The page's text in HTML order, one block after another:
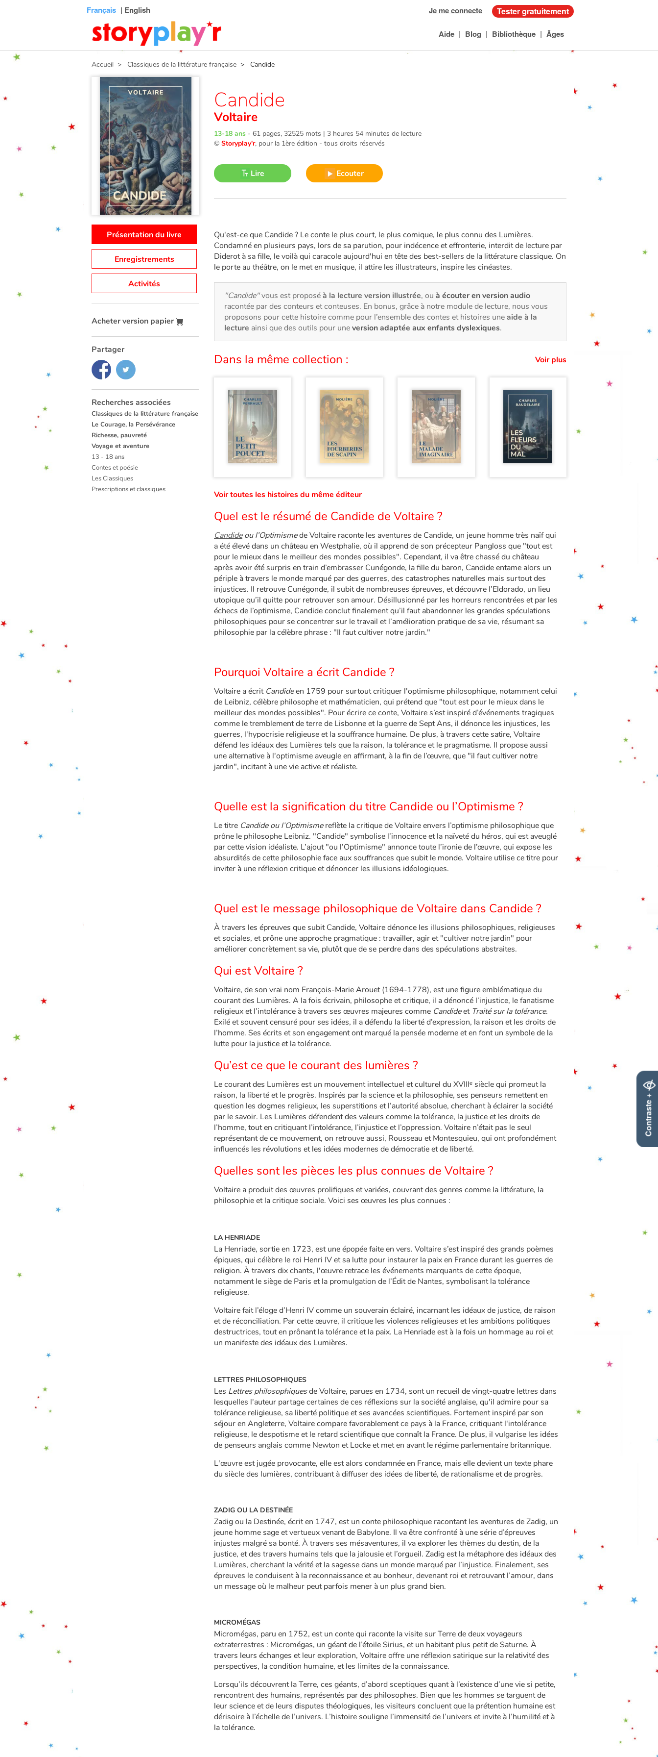
Contraste +
Français | English Je me connecte Tester gratuitement
Aide | Blog | Bibliothèque | Âges
Accueil > Classiques de la littérature française > Candide
Candide
Voltaire
13-18 ans - 61 pages, 32525 mots | 3 heures 54 minutes de lecture
© Storyplay'r, pour la 1ère édition - tous droits réservés
Lire Ecouter
Présentation du livre
Enregistrements
Activités
Acheter version papier
Partager
Recherches associées
Classiques de la littérature française
Le Courage, la Persévérance
Richesse, pauvreté
Voyage et aventure
13 - 18 ans
Contes et poésie
Les Classiques
Prescriptions et classiques
Qu'est-ce que Candide ? Le conte le plus court, le plus comique, le plus connu des Lumières.
Condamné en plusieurs pays, lors de sa parution, pour indécence et effronterie, interdit de lecture par
Diderot à sa fille, le voilà qui caracole aujourd'hui en tête des best-sellers de la littérature classique. On
le porte au théâtre, on le met en musique, il attire les illustrateurs, inspire les cinéastes.
"Candide"vous est proposéà la lecture version illustrée, ou à écouter en version audio
racontée par des conteurs et conteuses. En bonus, grâce à notre module de lecture, nous vous
proposons pour cette histoire comme pour l’ensemble des contes et histoires uneaide à la
lecture ainsi que des outils pour uneversion adaptée aux enfants dyslexiques.
Dans la même collection : Voir plus
Voir toutes les histoires du même éditeur
Quel est le résumé de Candide de Voltaire ?
Candideou l’Optimismede Voltaire raconte les aventures de Candide, un jeune homme très naïf qui
a été élevé dans un château en Westphalie, où il apprend de son précepteur Pangloss que "tout est
pour le mieux dans le meilleur des mondes possibles". Cependant, il va être chassé du château
après avoir été surpris en train d’embrasser Cunégonde, la fille du baron, Candide entame alors un
périple à travers le monde marqué par des guerres, des catastrophes naturelles mais surtout des
injustices. Il retrouve Cunégonde, il subit de nombreuses épreuves, et découvre l’Eldorado, un lieu
utopique qu’il quitte pour retrouver son amour. Désillusionné par les horreurs rencontrées et par les
échecs de l’optimisme, Candide conclut finalement qu’il faut abandonner les grandes spéculations
philosophiques pour se concentrer sur le travail et l’amélioration pratique de sa vie, résumant sa
philosophie par la célèbre phrase : "Il faut cultiver notre jardin."
Pourquoi Voltaire a écrit Candide ?
Voltaire a écrit Candideen 1759 pour surtout critiquer l'optimisme philosophique, notamment celui
de Leibniz, célèbre philosophe et mathématicien, qui prétend que "tout est pour le mieux dans le
meilleur des mondes possibles". Pour écrire ce conte, Voltaire s’est inspiré d’événements tragiques
comme le tremblement de terre de Lisbonne et la guerre de Sept Ans, il dénonce les injustices, les
guerres, l'hypocrisie religieuse et la souffrance humaine. De plus, à travers cette satire, Voltaire
défend les idéaux des Lumières tels que la raison, la tolérance et le pragmatisme. Il propose aussi
une alternative à l'optimisme aveugle en affirmant, à la fin de l’œuvre, que "il faut cultiver notre
jardin", incitant à une vie active et réaliste.
Quelle est la signification du titre Candide ou l’Optimisme ?
Le titre Candide ou l’Optimismereflète la critique de Voltaire envers l’optimisme philosophique que
prône le philosophe Leibniz. "Candide" symbolise l’innocence et la naïveté du héros, qui est aveuglé
par cette vision idéaliste. L’ajout "ou l’Optimisme" annonce toute l’ironie de l’œuvre, qui expose les
absurdités de cette philosophie face aux souffrances que subit le monde. Voltaire utilise ce titre pour
inviter à une réflexion critique et dénoncer les illusions idéologiques.
Quel est le message philosophique de Voltaire dans Candide ?
À travers les épreuves que subit Candide, Voltaire dénonce les illusions philosophiques, religieuses
et sociales, et prône une approche pragmatique : travailler, agir et "cultiver notre jardin" pour
améliorer concrètement sa vie, plutôt que de se perdre dans des spéculations abstraites.
Qui est Voltaire ?
Voltaire, de son vrai nom François-Marie Arouet (1694-1778), est une figure emblématique du
courant des Lumières. A la fois écrivain, philosophe et critique, il a dénoncé l’injustice, le fanatisme
religieux et l’intolérance à travers ses œuvres majeures comme Candideet Traité sur la tolérance.
Exilé et souvent censuré pour ses idées, il a défendu la liberté d’expression, la raison et les droits de
l’homme. Ses écrits et son engagement ont marqué la pensée moderne et en font un symbole de la
lutte pour la justice et la tolérance.
Qu’est ce que le courant des lumières ?
Le courant des Lumières est un mouvement intellectuel et culturel du XVIIIᵉ siècle qui promeut la
raison, la liberté et le progrès. Inspirés par la science et la philosophie, ses penseurs remettent en
question les dogmes religieux, les superstitions et l’autorité absolue, cherchant à éclairer la société
par le savoir. Les Lumières défendent des valeurs comme la tolérance, la justice et les droits de
l’homme, tout en critiquant l’intolérance, l’injustice et l’oppression. Voltaire n’était pas le seul
représentant de ce mouvement, on retrouve aussi, Rousseau et Montesquieu, qui ont profondément
influencés les révolutions et les idées modernes de démocratie et de liberté.
Quelles sont les pièces les plus connues de Voltaire ?
Voltaire a produit des œuvres prolifiques et variées, couvrant des genres comme la littérature, la
philosophie et la critique sociale. Voici ses œuvres les plus connues :
LA HENRIADE
La Henriade, sortie en 1723, est une épopée faite en vers. Voltaire s’est inspiré des grands poèmes
épiques, qui célèbre le roi Henri IV et sa lutte pour instaurer la paix en France durant les guerres de
religion. À travers dix chants, l'œuvre retrace les événements marquants de cette époque,
notamment le siège de Paris et la promulgation de l’Édit de Nantes, symbolisant la tolérance
religieuse.
Voltaire fait l’éloge d’Henri IV comme un souverain éclairé, incarnant les idéaux de justice, de raison
et de réconciliation. Par cette œuvre, il critique les violences religieuses et les ambitions politiques
destructrices, tout en prônant la tolérance et la paix. La Henriade est à la fois un hommage au roi et
un manifeste des idéaux des Lumières.
LETTRES PHILOSOPHIQUES
Les Lettres philosophiquesde Voltaire, parues en 1734, sont un recueil de vingt-quatre lettres dans
lesquelles l'auteur partage certaines de ces réflexions sur la société anglaise, qu'il admire pour sa
tolérance religieuse, sa liberté politique et ses avancées scientifiques. Fortement inspiré par son
séjour en Angleterre, Voltaire compare favorablement ce pays à la France, critiquant l'intolérance
religieuse, le despotisme et le retard scientifique que connaît la France. De plus, il vulgarise les idées
de penseurs anglais comme Newton et Locke et met en avant le régime parlementaire britannique.
L'œuvre est jugée provocante, elle est alors condamnée en France, mais elle devient un texte phare
du siècle des lumières, contribuant à diffuser des idées de liberté, de rationalisme et de progrès.
ZADIG OU LA DESTINÉE
Zadig ou la Destinée, écrit en 1747, est un conte philosophique racontant les aventures de Zadig, un
jeune homme sage et vertueux venant de Babylone. Il va être confronté à une série d’épreuves
injustes malgré sa bonté. À travers ses mésaventures, il va explorer les thèmes du destin, de la
justice, et des travers humains tels que la jalousie et l’orgueil. Zadig est la métaphore des idéaux des
Lumières, cherchant la vérité et la sagesse dans un monde marqué par l’injustice. Finalement, ses
épreuves le conduisent à la reconnaissance et au bonheur, devenant roi et retrouvant l’amour, dans
un message où le malheur peut parfois mener à un plus grand bien.
MICROMÉGAS
Micromégas, paru en 1752, est un conte qui raconte la visite sur Terre de deux voyageurs
extraterrestres : Micromégas, un géant de l’étoile Sirius, et un habitant plus petit de Saturne. À
travers leurs échanges et leur exploration, Voltaire offre une réflexion satirique sur la relativité des
perspectives, la condition humaine, et les limites de la connaissance.
Lorsqu’ils découvrent la Terre, ces géants, d’abord sceptiques quant à l’existence d’une vie si petite,
rencontrent des humains, représentés par des philosophes. Bien que les hommes se targuent de
leur science et de leurs disputes théologiques, les visiteurs concluent que la prétention humaine est
dérisoire à l’échelle de l’univers. L’histoire souligne l’immensité de l’univers et invite à l’humilité et à
la tolérance.